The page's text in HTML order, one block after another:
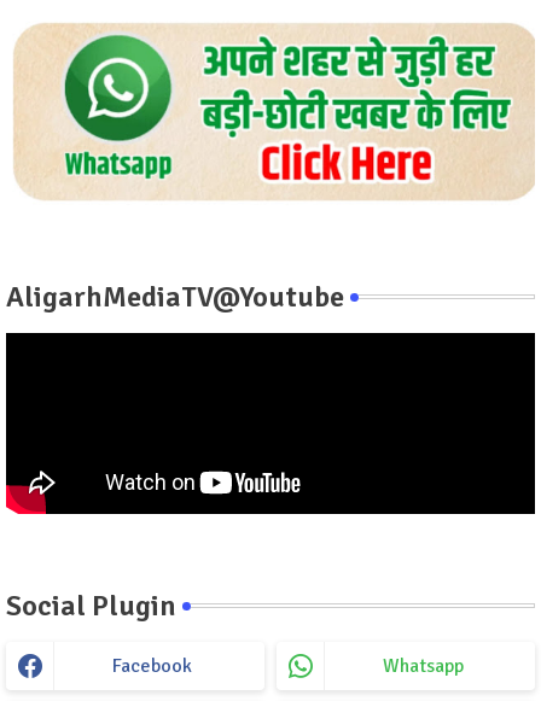
AligarhMediaTV@Youtube
Social Plugin
Facebook Whatsapp